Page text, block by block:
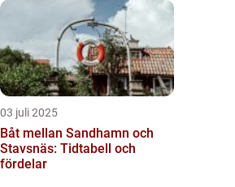
03 juli 2025
Båt mellan Sandhamn och
Stavsnäs: Tidtabell och
fördelar